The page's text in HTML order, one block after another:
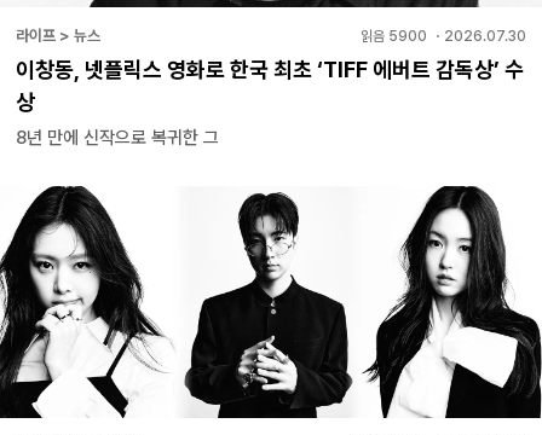
라이프 > 뉴스 읽음 5900 ・ 2026.07.30
이창동, 넷플릭스 영화로 한국 최초 ‘TIFF 에버트 감독상’ 수
상
8년 만에 신작으로 복귀한 그